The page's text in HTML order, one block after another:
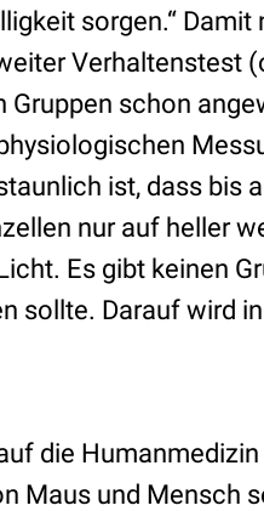
sorgen.“ Damit
Verhaltenstest
schon
ist, dass bis
nur auf heller
Es gibt keinen
sollte. Darauf wird
die
Maus und Mensch